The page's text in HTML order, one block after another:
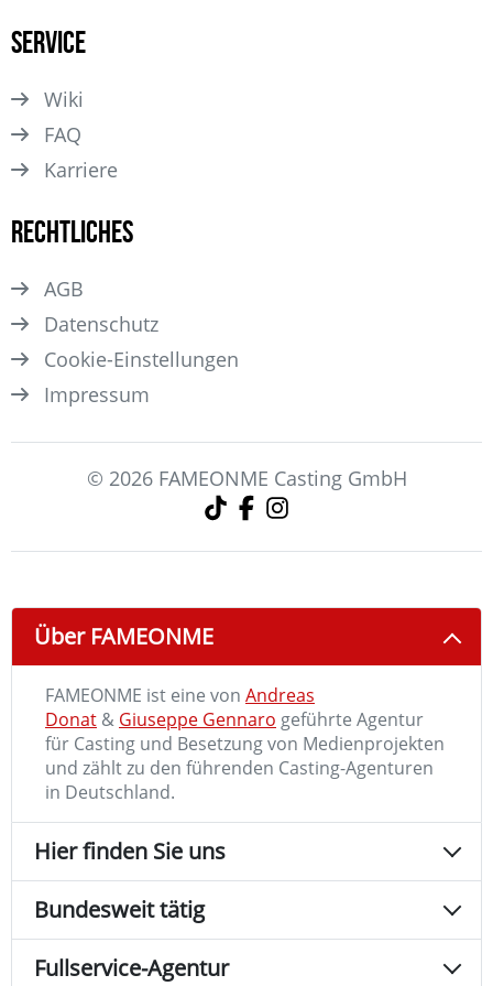
Service
Wiki
FAQ
Karriere
Rechtliches
AGB
Datenschutz
Cookie-Einstellungen
Impressum
© 2026 FAMEONME Casting GmbH
Über FAMEONME
FAMEONME ist eine von Andreas
Donat & Giuseppe Gennaro geführte Agentur
für Casting und Besetzung von Medienprojekten
und zählt zu den führenden Casting-Agenturen
in Deutschland.
Hier finden Sie uns
Bundesweit tätig
Fullservice-Agentur